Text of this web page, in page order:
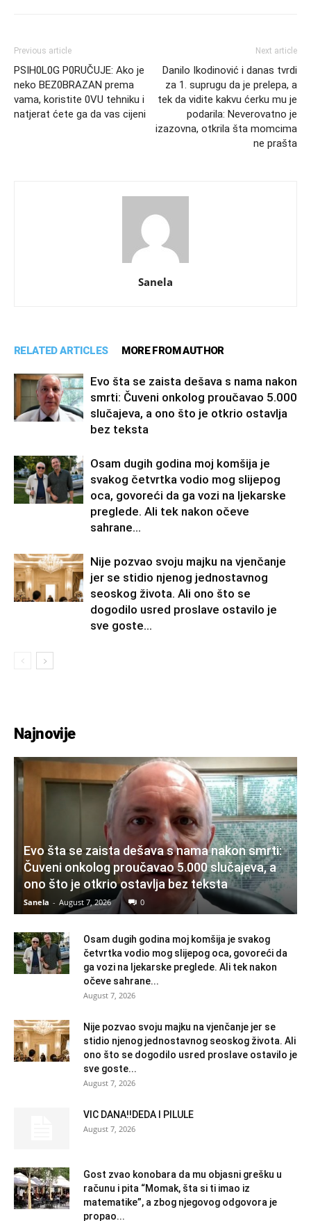
Previous article
PSIH0L0G P0RUČUJE: Ako je
neko BEZ0BRAZAN prema
vama, koristite 0VU tehniku i
natjerat ćete ga da vas cijeni
Next article
Danilo Ikodinović i danas tvrdi
za 1. suprugu da je prelepa, a
tek da vidite kakvu ćerku mu je
podarila: Neverovatno je
izazovna, otkrila šta momcima
ne prašta
Sanela
RELATED ARTICLES MORE FROM AUTHOR
Evo šta se zaista dešava s nama nakon
smrti: Čuveni onkolog proučavao 5.000
slučajeva, a ono što je otkrio ostavlja
bez teksta
Osam dugih godina moj komšija je
svakog četvrtka vodio mog slijepog
oca, govoreći da ga vozi na ljekarske
preglede. Ali tek nakon očeve
sahrane...
Nije pozvao svoju majku na vjenčanje
jer se stidio njenog jednostavnog
seoskog života. Ali ono što se
dogodilo usred proslave ostavilo je
sve goste...
Najnovije
Evo šta se zaista dešava s nama nakon smrti:
Čuveni onkolog proučavao 5.000 slučajeva, a
ono što je otkrio ostavlja bez teksta
Sanela - August 7, 2026 0
Osam dugih godina moj komšija je svakog
četvrtka vodio mog slijepog oca, govoreći da
ga vozi na ljekarske preglede. Ali tek nakon
očeve sahrane...
August 7, 2026
Nije pozvao svoju majku na vjenčanje jer se
stidio njenog jednostavnog seoskog života. Ali
ono što se dogodilo usred proslave ostavilo je
sve goste...
August 7, 2026
VIC DANA!!DEDA I PILULE
August 7, 2026
Gost zvao konobara da mu objasni grešku u
računu i pita “Momak, šta si ti imao iz
matematike”, a zbog njegovog odgovora je
propao...